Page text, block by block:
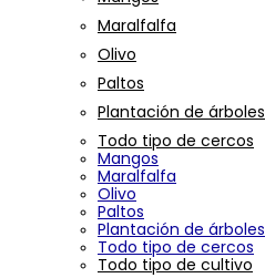
Maralfalfa
Olivo
Paltos
Plantación de árboles
Todo tipo de cercos
Mangos
Maralfalfa
Olivo
Paltos
Plantación de árboles
Todo tipo de cercos
Todo tipo de cultivo